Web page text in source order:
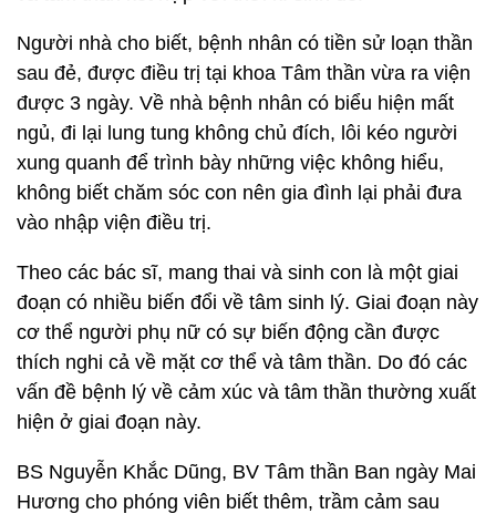
Người nhà cho biết, bệnh nhân có tiền sử loạn thần
sau đẻ, được điều trị tại khoa Tâm thần vừa ra viện
được 3 ngày. Về nhà bệnh nhân có biểu hiện mất
ngủ, đi lại lung tung không chủ đích, lôi kéo người
xung quanh để trình bày những việc không hiểu,
không biết chăm sóc con nên gia đình lại phải đưa
vào nhập viện điều trị.
Theo các bác sĩ, mang thai và sinh con là một giai
đoạn có nhiều biến đổi về tâm sinh lý. Giai đoạn này
cơ thể người phụ nữ có sự biến động cần được
thích nghi cả về mặt cơ thể và tâm thần. Do đó các
vấn đề bệnh lý về cảm xúc và tâm thần thường xuất
hiện ở giai đoạn này.
BS Nguyễn Khắc Dũng, BV Tâm thần Ban ngày Mai
Hương cho phóng viên biết thêm, trầm cảm sau